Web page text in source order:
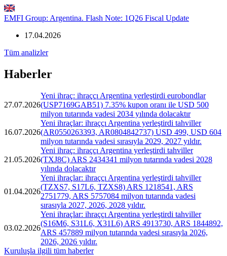
EMFI Group: Argentina. Flash Note: 1Q26 Fiscal Update
17.04.2026
Tüm analizler
Haberler
27.07.2026
Yeni ihraç: ihraççı Argentina yerleştirdi eurobondlar
(USP7169GAB51) 7.35% kupon oranı ile USD 500
milyon tutarında vadesi 2034 yılında dolacaktır
16.07.2026
Yeni ihraçlar: ihraççı Argentina yerleştirdi tahviller
(AR0550263393, AR0804842737) USD 499, USD 604
milyon tutarında vadesi sırasıyla 2029, 2027 yıldır.
21.05.2026
Yeni ihraç: ihraççı Argentina yerleştirdi tahviller
(TXJ8C) ARS 2434341 milyon tutarında vadesi 2028
yılında dolacaktır
01.04.2026
Yeni ihraçlar: ihraççı Argentina yerleştirdi tahviller
(TZXS7, S17L6, TZXS8) ARS 1218541, ARS
2751779, ARS 5757084 milyon tutarında vadesi
sırasıyla 2027, 2026, 2028 yıldır.
03.02.2026
Yeni ihraçlar: ihraççı Argentina yerleştirdi tahviller
(S16M6, S31L6, X31L6) ARS 4913730, ARS 1844892,
ARS 457889 milyon tutarında vadesi sırasıyla 2026,
2026, 2026 yıldır.
Kuruluşla ilgili tüm haberler